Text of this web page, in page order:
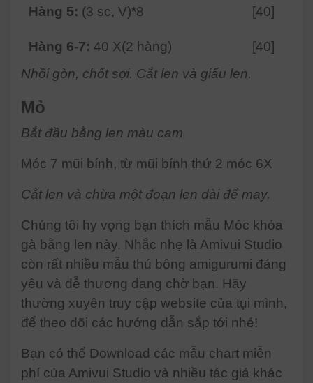
Hàng 5: (3 sc, V)*8 [40]
Hàng 6-7: 40 X(2 hàng)
[40]
Nhồi gòn, chốt sợi. Cắt len và giấu len.
Mỏ
Bắt đầu bằng len màu cam
Móc 7 mũi bính, từ mũi bính thứ 2 móc 6X
Cắt len và chừa một đoạn len dài để may.
Chúng tôi hy vọng bạn thích mẫu Móc khóa
gà bằng len này. Nhắc nhẹ là Amivui Studio
còn rất nhiều mẫu thú bông amigurumi đáng
yêu và dễ thương đang chờ bạn. Hãy
thường xuyên truy cập website của tụi mình,
để theo dõi các hướng dẫn sắp tới nhé!
Bạn có thể Download các mẫu chart miễn
phí của Amivui Studio và nhiều tác giả khác